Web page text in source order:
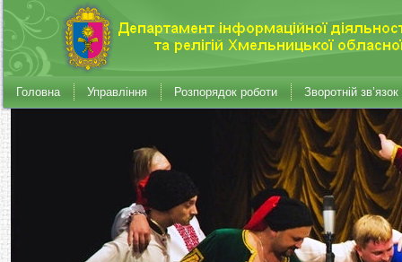
Головна Управління Розпорядок роботи Зворотній зв’язок